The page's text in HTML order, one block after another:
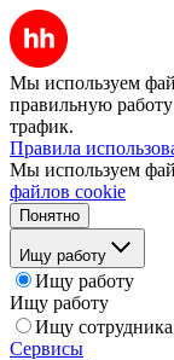
Мы используем
правильную работу
трафик.
Правила
Мы используем
файлов cookie
Понятно
Ищу работу
Ищу работу
Ищу работу
Ищу сотрудника
Сервисы